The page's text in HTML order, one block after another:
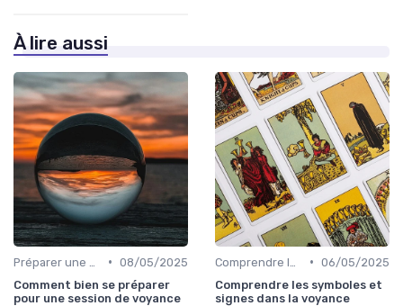
À lire aussi
• 08/05/2025
Comment bien se préparer
pour une session de voyance
• 06/05/2025
Comprendre les symboles et
signes dans la voyance